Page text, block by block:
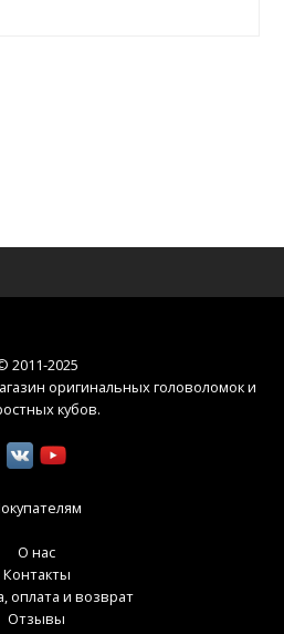
2011-2025
оригинальных головоломок и
кубов.
О нас
Контакты
оплата и возврат
Отзывы